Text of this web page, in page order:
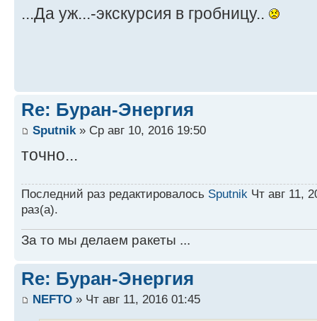
...Да уж...-экскурсия в гробницу..
Re: Буран-Энергия
Sputnik» Ср авг 10, 2016 19:50
точно...
Последний раз редактировалось Sputnik Чт авг 11,
раз(а).
За то мы делаем ракеты ...
Re: Буран-Энергия
NEFTO » Чт авг 11, 2016 01:45